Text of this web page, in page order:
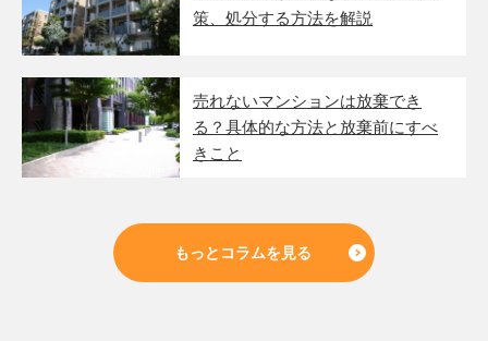
策、処分する方法を解説
売れないマンションは放棄でき
る？具体的な方法と放棄前にすべ
きこと
もっとコラムを見る